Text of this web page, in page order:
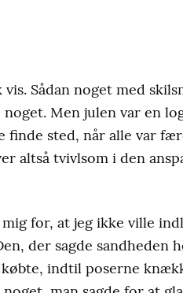
Sådan noget med
Men julen var en
sted, når alle var
altså tvivlsom i den
for, at jeg ikke ville
der sagde sandheden
indtil poserne